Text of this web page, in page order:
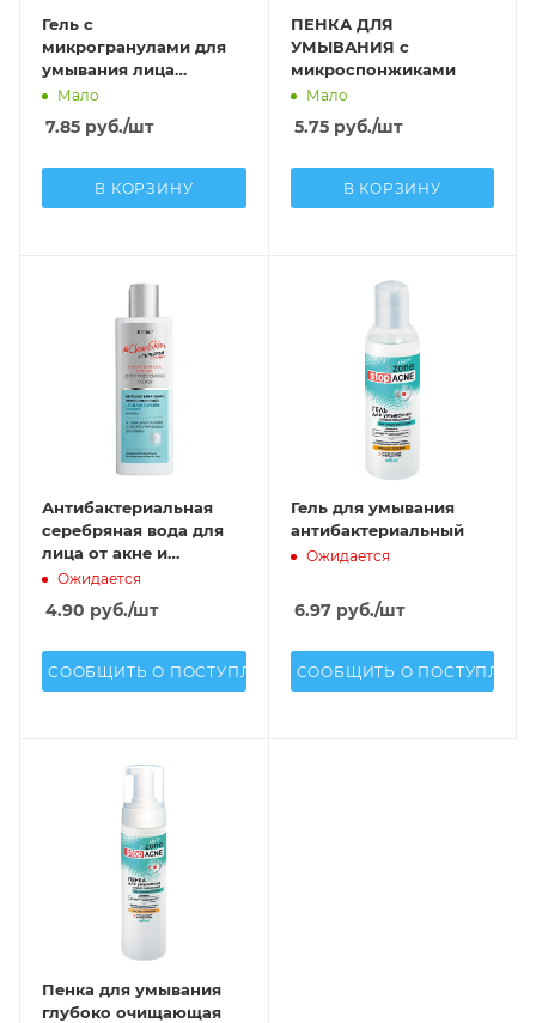
Гель с
микрогранулами для
умывания лица
Оптимальное
очищение
Мало
7.85 руб./шт
В КОРЗИНУ
ПЕНКА ДЛЯ
УМЫВАНИЯ с
микроспонжиками
Мало
5.75руб./шт
В КОРЗИНУ
Антибактериальная
серебряная вода для
лица от акне и
воспалений
Ожидается
4.90 руб./шт
СООБЩИТЬ О ПОСТУПЛЕНИИ
Гель для умывания
антибактериальный
Ожидается
6.97руб./шт
СООБЩИТЬ О
Пенка для умывания
глубоко очищающая